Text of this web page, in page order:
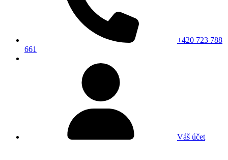
+420 723 788
661
Váš účet